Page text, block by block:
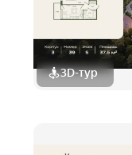
3D-тур